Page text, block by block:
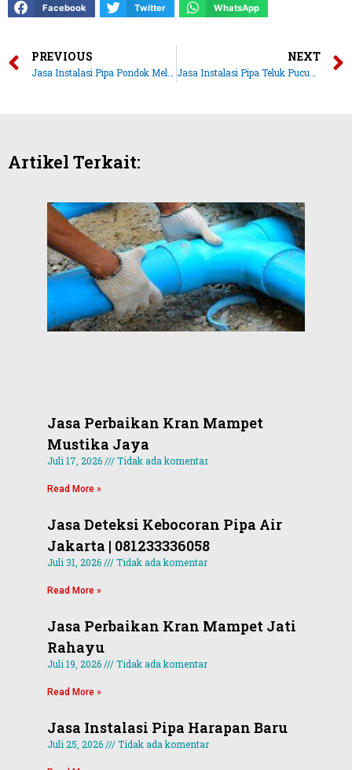
Facebook Twitter WhatsApp
PREVIOUS NEXT
Artikel Terkait:
Jasa Perbaikan Kran Mampet
Mustika Jaya
Juli 17, 2026 Tidak ada komentar
Read More »
Jasa Deteksi Kebocoran Pipa Air
Jakarta | 081233336058
Juli 31, 2026 Tidak ada komentar
Read More »
Jasa Perbaikan Kran Mampet Jati
Rahayu
Juli 19, 2026 Tidak ada komentar
Read More »
Jasa Instalasi Pipa Harapan Baru
Juli 25, 2026 Tidak ada komentar